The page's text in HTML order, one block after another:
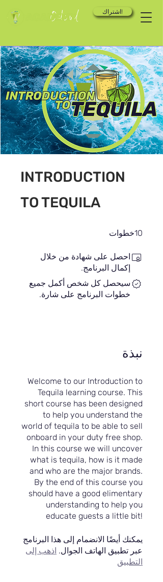
اشتراك!
INTRODUCTION
TO TEQUILA
10خطوات
احصل على شهادة من خلال
إكمال البرنامج.
سيحصل كل شخص أكمل جميع
خطوات البرنامج على شارة.
نبذة
Welcome to our Introduction to
Tequila learning course. This
short course has been designed
to help you understand the
world of tequila to be able to sell
onboard in your duty free shop.
In this course we will uncover
what is tequila, how is it made
and who are the major brands.
By the end of this course you
should have a good elimentary
understanding to help you
educate guests a little bit!
يمكنك أيضًا الانضمام إلى هذا البرنامج
عبر تطبيق الهاتف الجوال. اذهب إلى
التطبيق